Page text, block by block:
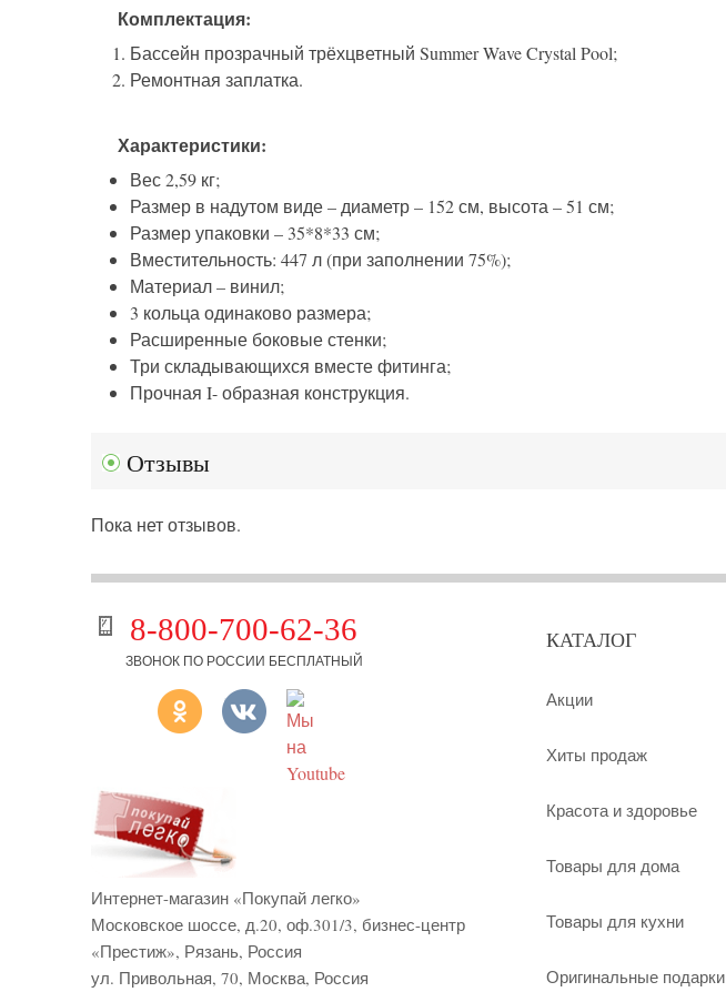
Комплектация:
Бассейн прозрачный трёхцветный Summer Wave Crystal Pool;
Ремонтная заплатка.
Характеристики:
Вес 2,59 кг;
Размер в надутом виде – диаметр – 152 см, высота – 51 см;
Размер упаковки – 35*8*33 см;
Вместительность: 447 л (при заполнении 75%);
Материал – винил;
3 кольца одинаково размера;
Расширенные боковые стенки;
Три складывающихся вместе фитинга;
Прочная I- образная конструкция.
Отзывы
Пока нет отзывов.
8-800-700-62-36
ЗВОНОК ПО РОССИИ БЕСПЛАТНЫЙ
Интернет-магазин «Покупай легко»
Московское шоссе, д.20, оф.301/3, бизнес-центр
«Престиж», Рязань, Россия
ул. Привольная, 70, Москва, Россия
КАТАЛОГ
Акции
Хиты продаж
Красота и здоровье
Товары для дома
Товары для кухни
Оригинальные подарки